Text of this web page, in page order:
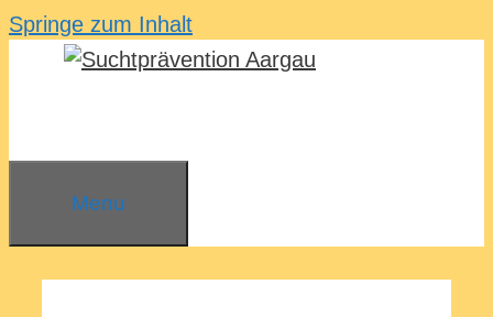
Springe zum Inhalt
Menu